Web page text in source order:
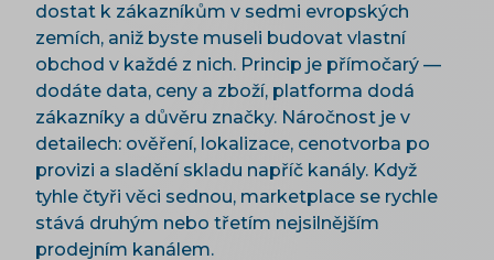
dostat k zákazníkům v sedmi evropských
zemích, aniž byste museli budovat vlastní
obchod v každé z nich. Princip je přímočarý —
dodáte data, ceny a zboží, platforma dodá
zákazníky a důvěru značky. Náročnost je v
detailech: ověření, lokalizace, cenotvorba po
provizi a sladění skladu napříč kanály. Když
tyhle čtyři věci sednou, marketplace se rychle
stává druhým nebo třetím nejsilnějším
prodejním kanálem.